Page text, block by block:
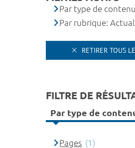
Par type de
Par rubrique:
RETIRER TOUS
FILTRE DE
Par type de
Pages (1)